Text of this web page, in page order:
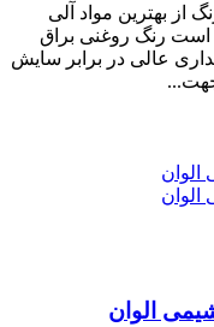
از بهترین مواد آلی
است رنگ روغنی براق
عالی در ﺑﺮاﺑﺮ ﺳﺎﯾﺶ
الوان